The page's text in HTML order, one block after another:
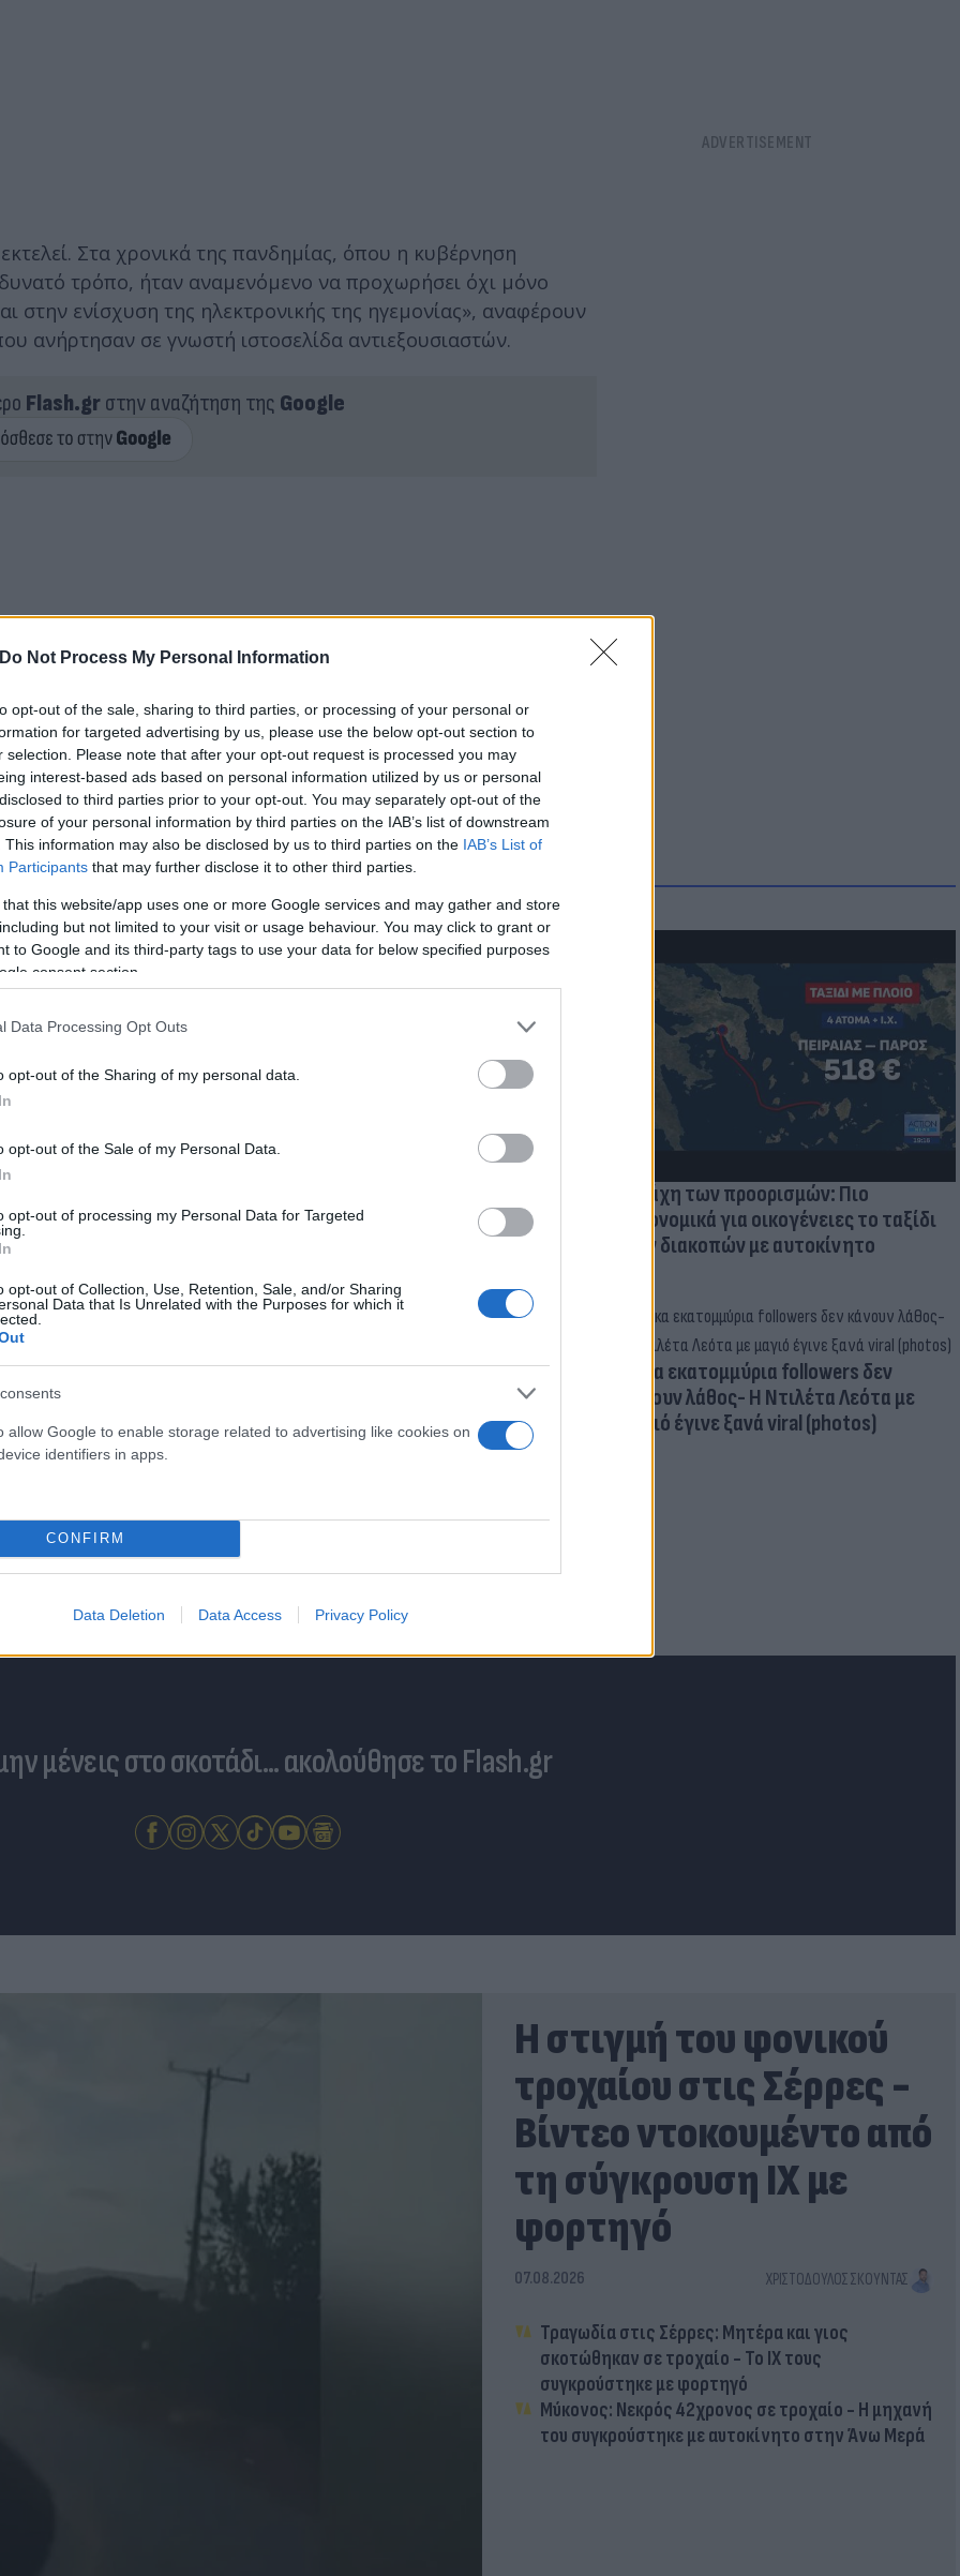
Do Not Process My Personal Information
opt-out of the sale, sharing to third parties, or processing of your personal or
for targeted advertising by us, please use the below opt-out section to
selection. Please note that after your opt-out request is processed you may
interest-based ads based on personal information utilized by us or personal
to third parties prior to your opt-out. You may separately opt-out of the
of your personal information by third parties on the IAB’s list of downstream
This information may also be disclosed by us to third parties on the IAB’s List of
Participants that may further disclose it to other third parties.
that this website/app uses one or more Google services and may gather and store
but not limited to your visit or usage behaviour. You may click to grant or
to Google and its third-party tags to use your data for below specified purposes
consent section.
Data Processing Opt Outs
opt-out of the Sharing of my personal data.
opt-out of the Sale of my Personal Data.
opt-out of processing my Personal Data for Targeted
opt-out of Collection, Use, Retention, Sale, and/or Sharing
Data that Is Unrelated with the Purposes for which it
allow Google to enable storage related to advertising like cookies on
identifiers in apps.
CONFIRM
Data Deletion Data Access Privacy Policy
Στα χρονικά της πανδημίας, όπου η κυβέρνηση
τρόπο, ήταν αναμενόμενο να προχωρήσει όχι μόνο
στην ενίσχυση της ηλεκτρονικής της ηγεμονίας», αναφέρουν
ανήρτησαν σε γνωστή ιστοσελίδα αντιεξουσιαστών.
Flash.grστην αναζήτηση της Google
στην παρουσίαση του
(video)
«τέλειο» δέρμα αποτελεί πρόβλημα
Η μάχη των προορισμών: Πιο
οικονομικά για οικογένειες το ταξίδι
των διακοπών με αυτοκίνητο
το χαμένο βάρος;
μας
Δέκα εκατομμύρια followers δεν
κάνουν λάθος- Η Ντιλέτα Λεότα με
μαγιό έγινε ξανά viral (photos)
μένεις στο σκοτάδι... ακολούθησε το Flash.gr
Η στιγμή του φονικού
τροχαίου στις Σέρρες -
Βίντεο ντοκουμέντο από
τη σύγκρουση ΙΧ με
φορτηγό
07.08.2026 ΧΡΙΣΤΌΔΟΥΛΟΣ ΣΚΟΎΝΤΑΣ
Τραγωδία στις Σέρρες: Μητέρα και γιος
σκοτώθηκαν σε τροχαίο - Το ΙΧ τους
συγκρούστηκε με φορτηγό
Μύκονος: Νεκρός 42χρονος σε τροχαίο - Η μηχανή
του συγκρούστηκε με αυτοκίνητο στην Άνω Μερά